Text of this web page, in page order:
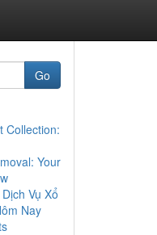
Go
Collection:
Your
Vụ Xổ
Nay